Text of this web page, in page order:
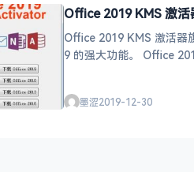
Office 2019 KMS 激
Office 2019 KMS 激活器
9 的强大功
墨涩2019-12-30